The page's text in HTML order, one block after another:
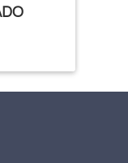
0 von 5 Sternen